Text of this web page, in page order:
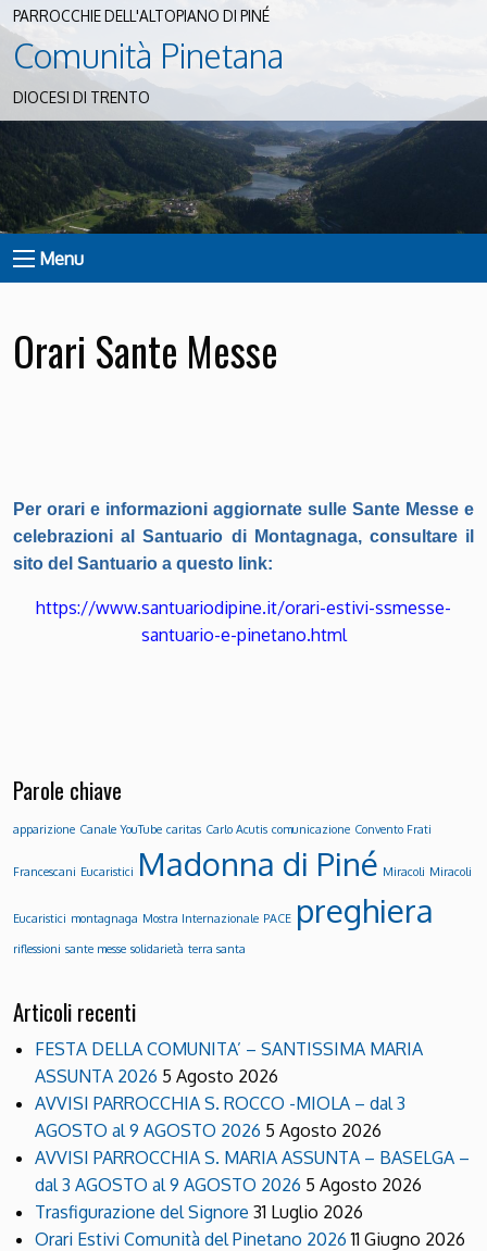
PARROCCHIE DELL'ALTOPIANO DI PINÉ
Comunità Pinetana
DIOCESI DI TRENTO
Menu
Orari Sante Messe
Per orari e informazioni aggiornate sulle Sante Messe e
celebrazioni al Santuario di Montagnaga, consultare il
sito del Santuario a questo link:
https://www.santuariodipine.it/orari-estivi-ssmesse-
santuario-e-pinetano.html
Parole chiave
apparizione Canale YouTube caritas Carlo Acutis comunicazione Convento Frati
Francescani Eucaristici Madonna di Piné Miracoli Miracoli
Eucaristici montagnaga Mostra Internazionale PACE preghiera
riflessioni sante messe solidarietà terra santa
Articoli recenti
FESTA DELLA COMUNITA’ – SANTISSIMA MARIA
ASSUNTA 2026 5 Agosto 2026
AVVISI PARROCCHIA S. ROCCO -MIOLA – dal 3
AGOSTO al 9 AGOSTO 2026 5 Agosto 2026
AVVISI PARROCCHIA S. MARIA ASSUNTA – BASELGA –
dal 3 AGOSTO al 9 AGOSTO 2026 5 Agosto 2026
Trasfigurazione del Signore 31 Luglio 2026
Orari Estivi Comunità del Pinetano 2026 11 Giugno 2026